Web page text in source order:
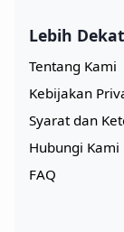
Lebih Dekat
Tentang Kami
Kebijakan
Syarat dan
Hubungi Kami
FAQ